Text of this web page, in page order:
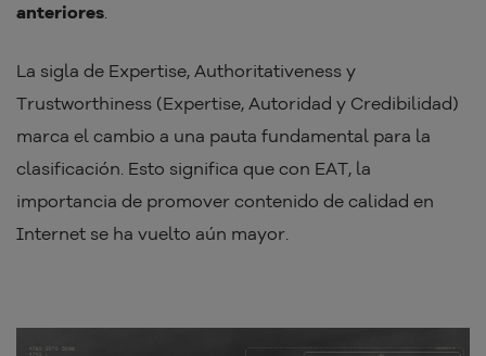
anteriores.
La sigla de Expertise, Authoritativeness y
Trustworthiness (Expertise, Autoridad y Credibilidad)
marca el cambio a una pauta fundamental para la
clasificación. Esto significa que con EAT, la
importancia de promover contenido de calidad en
Internet se ha vuelto aún mayor.